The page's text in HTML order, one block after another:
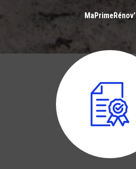
MaPrimeRénov'